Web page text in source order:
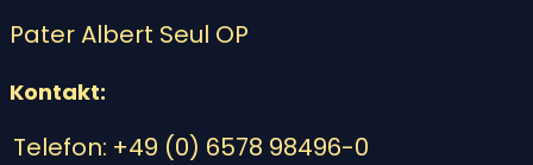
Pater Albert Seul OP
Kontakt:
Telefon: +49 (0) 6578 98496-0